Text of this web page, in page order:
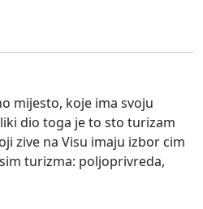
mijesto, koje ima svoju
dio toga je to sto turizam
zive na Visu imaju izbor cim
turizma: poljoprivreda,